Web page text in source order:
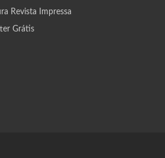
Revista Impressa
Grátis